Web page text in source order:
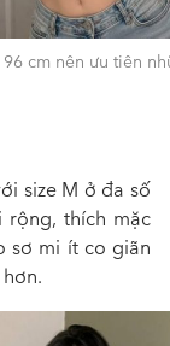
cm nên ưu tiên
size M ở đa số
rộng, thích mặc
sơ mi ít co giãn